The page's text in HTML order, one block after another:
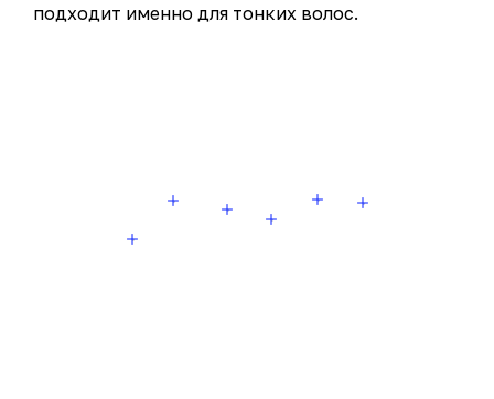
подходит именно для тонких волос.